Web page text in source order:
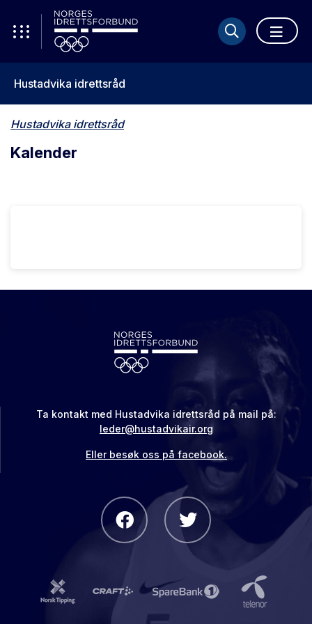
Hustadvika idrettsråd
Hustadvika idrettsråd
Kalender
Ta kontakt med Hustadvika idrettsråd på mail på:
leder@hustadvikair.org
Eller besøk oss på facebook.